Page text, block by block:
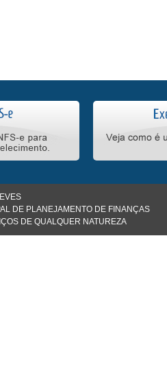
DE PLANEJAMENTO DE FINANÇAS
DE QUALQUER NATUREZA